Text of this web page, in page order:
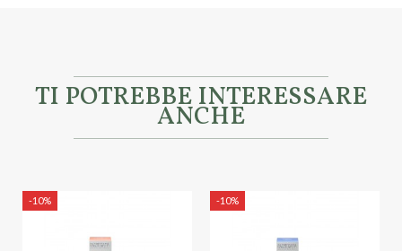
TI POTREBBE INTERESSARE
ANCHE
-10% -10%